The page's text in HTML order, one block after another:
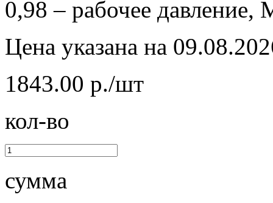
0,98 – рабочее
Цена указана на
1843.00 р./шт
кол-во
сумма